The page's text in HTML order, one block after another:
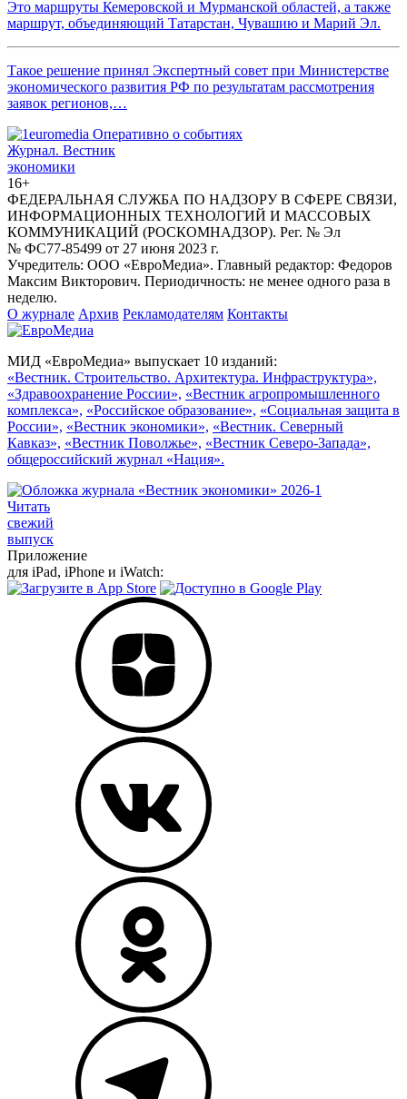
Это маршруты Кемеровской и Мурманской областей, а также
маршрут, объединяющий Татарстан, Чувашию и Марий Эл.
Такое решение принял Экспертный совет при Министерстве
экономического развития РФ по результатам рассмотрения
заявок регионов,…
Журнал. Вестник
экономики
16+
ФЕДЕРАЛЬНАЯ СЛУЖБА ПО НАДЗОРУ В СФЕРЕ СВЯЗИ,
ИНФОРМАЦИОННЫХ ТЕХНОЛОГИЙ И МАССОВЫХ
КОММУНИКАЦИЙ (РОСКОМНАДЗОР). Рег. № Эл
№ ФС77-85499 от 27 июня 2023 г.
Учредитель: ООО «ЕвроМедиа». Главный редактор: Федоров
Максим Викторович. Периодичность: не менее одного раза в
неделю.
О журнале Архив Рекламодателям Контакты
МИД «ЕвроМедиа» выпускает 10 изданий:
«Вестник. Строительство. Архитектура. Инфраструктура»,
«Здравоохранение России», «Вестник агропромышленного
комплекса», «Российское образование», «Социальная защита в
России», «Вестник экономики», «Вестник. Северный
Кавказ», «Вестник Поволжье», «Вестник Северо-Запада»,
общероссийский журнал «Нация».
Читать
свежий
выпуск
Приложение
для iPad, iPhone и iWatch: